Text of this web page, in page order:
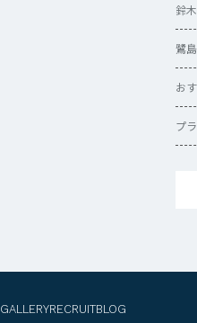
鈴
鷺
お
プ
GALLERYRECRUITBLOG